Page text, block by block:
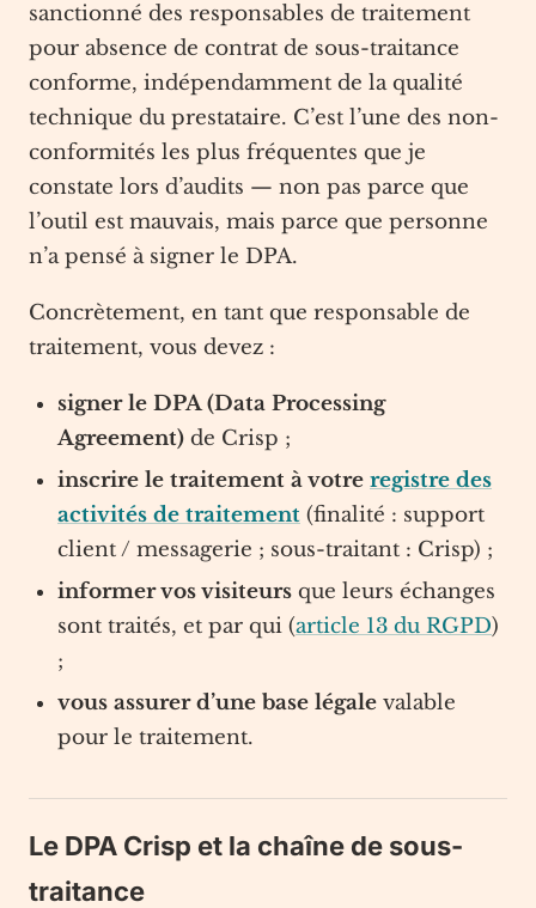
sanctionné des responsables de traitement
pour absence de contrat de sous-traitance
conforme, indépendamment de la qualité
technique du prestataire. C’est l’une des non-
conformités les plus fréquentes que je
constate lors d’audits — non pas parce que
l’outil est mauvais, mais parce que personne
n’a pensé à signer le DPA.
Concrètement, en tant que responsable de
traitement, vous devez :
signer le DPA (Data Processing
Agreement) de Crisp ;
inscrire le traitement à votre registre des
activités de traitement (finalité : support
client / messagerie ; sous-traitant : Crisp) ;
informer vos visiteurs que leurs échanges
sont traités, et par qui (article 13 du RGPD)
;
vous assurer d’une base légale valable
pour le traitement.
Le DPA Crisp et la chaîne de sous-
traitance